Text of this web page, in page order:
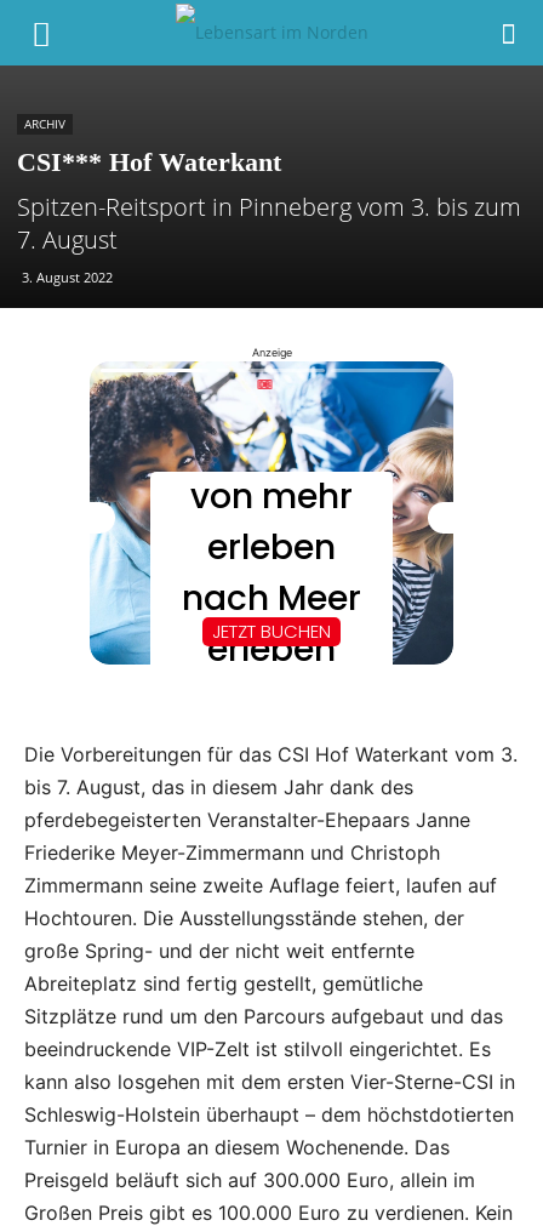
ARCHIV
CSI*** Hof Waterkant
Spitzen-Reitsport in Pinneberg vom 3. bis zum
7. August
3. August 2022
Anzeige
Die Vorbereitungen für das CSI Hof Waterkant vom 3.
bis 7. August, das in diesem Jahr dank des
pferdebegeisterten Veranstalter-Ehepaars Janne
Friederike Meyer-Zimmermann und Christoph
Zimmermann seine zweite Auflage feiert, laufen auf
Hochtouren. Die Ausstellungsstände stehen, der
große Spring- und der nicht weit entfernte
Abreiteplatz sind fertig gestellt, gemütliche
Sitzplätze rund um den Parcours aufgebaut und das
beeindruckende VIP-Zelt ist stilvoll eingerichtet. Es
kann also losgehen mit dem ersten Vier-Sterne-CSI in
Schleswig-Holstein überhaupt – dem höchstdotierten
Turnier in Europa an diesem Wochenende. Das
Preisgeld beläuft sich auf 300.000 Euro, allein im
Großen Preis gibt es 100.000 Euro zu verdienen. Kein